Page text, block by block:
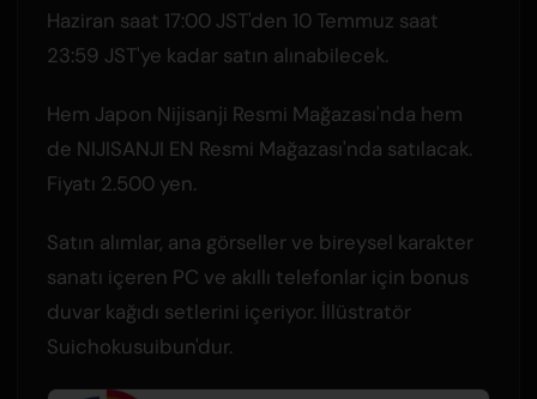
Haziran saat 17:00 JST'den 10 Temmuz saat
23:59 JST'ye kadar satın alınabilecek.
Hem Japon Nijisanji Resmi Mağazası'nda hem
de NIJISANJI EN Resmi Mağazası'nda satılacak.
Fiyatı 2.500 yen.
Satın alımlar, ana görseller ve bireysel karakter
sanatı içeren PC ve akıllı telefonlar için bonus
duvar kağıdı setlerini içeriyor. İllüstratör
Suichokusuibun'dur.